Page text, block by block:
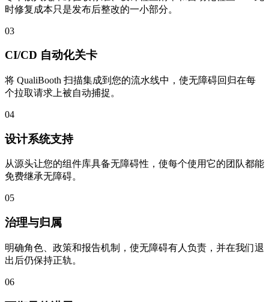
时修复成本只是发布后整改的一小部分。
03
CI/CD 自动化关卡
将 QualiBooth 扫描集成到您的流水线中，使无障碍回归在每
个拉取请求上被自动捕捉。
04
设计系统支持
从源头让您的组件库具备无障碍性，使每个使用它的团队都能
免费继承无障碍。
05
治理与归属
明确角色、政策和报告机制，使无障碍有人负责，并在我们退
出后仍保持正轨。
06